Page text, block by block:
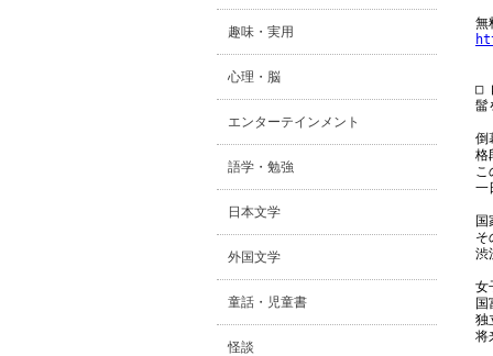
趣味・実用
心理・脳
エンターテインメント
語学・勉強
日本文学
外国文学
童話・児童書
怪談
□
髷
倒
格
こ
一
そ
渋
女
独
将